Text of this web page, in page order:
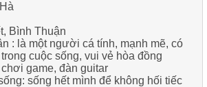
Bình Thuận
: là một người cá tính, mạnh mẽ, có
cuộc sống, vui vẻ hòa đồng
game, đàn guitar
sống hết mình để không hối tiếc